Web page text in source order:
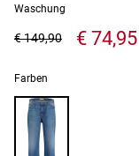
Waschung
€ 74,95
€ 149,90
Farben